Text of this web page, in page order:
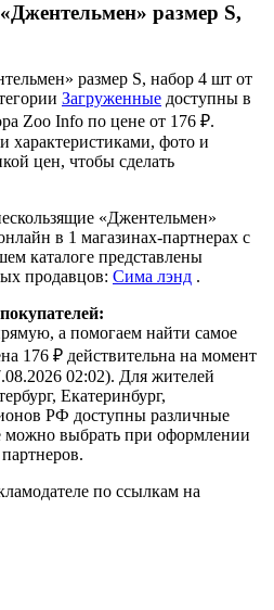
размер S,
размер S, набор 4 шт от
Загруженные доступны в
Zoo Info по цене от 176 ₽.
характеристиками, фото и
цен, чтобы сделать
«Джентельмен»
в 1 магазинах-партнерах с
каталоге представлены
продавцов: Сима лэнд .
а помогаем найти самое
176 ₽ действительна на момент
02:02). Для жителей
Екатеринбург,
РФ доступны различные
можно выбрать при оформлении
по ссылкам на